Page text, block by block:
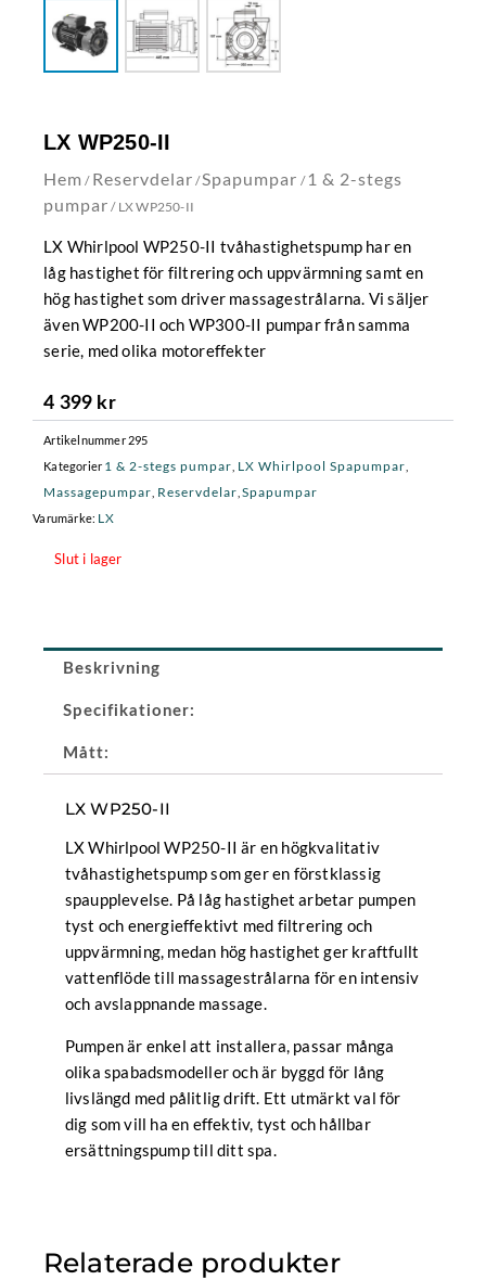
LX WP250-II
Hem / Reservdelar /Spapumpar / 1 & 2-stegs
pumpar / LX WP250-II
LX Whirlpool WP250-II tvåhastighetspump har en
låg hastighet för filtrering och uppvärmning samt en
hög hastighet som driver massagestrålarna. Vi säljer
även WP200-II och WP300-II pumpar från samma
serie, med olika motoreffekter
4 399 kr
Artikelnummer 295
Kategorier 1 & 2-stegs pumpar LX Whirlpool Spapumpar
Massagepumpar Reservdelar ,Spapumpar
Varumärke: LX
Slut i lager
Beskrivning
Specifikationer:
Mått:
LX WP250-II
LX Whirlpool WP250-II är en högkvalitativ
tvåhastighetspump som ger en förstklassig
spaupplevelse. På låg hastighet arbetar pumpen
tyst och energieffektivt med filtrering och
uppvärmning, medan hög hastighet ger kraftfullt
vattenflöde till massagestrålarna för en intensiv
och avslappnande massage.
Pumpen är enkel att installera, passar många
olika spabadsmodeller och är byggd för lång
livslängd med pålitlig drift. Ett utmärkt val för
dig som vill ha en effektiv, tyst och hållbar
ersättningspump till ditt spa.
Relaterade produkter